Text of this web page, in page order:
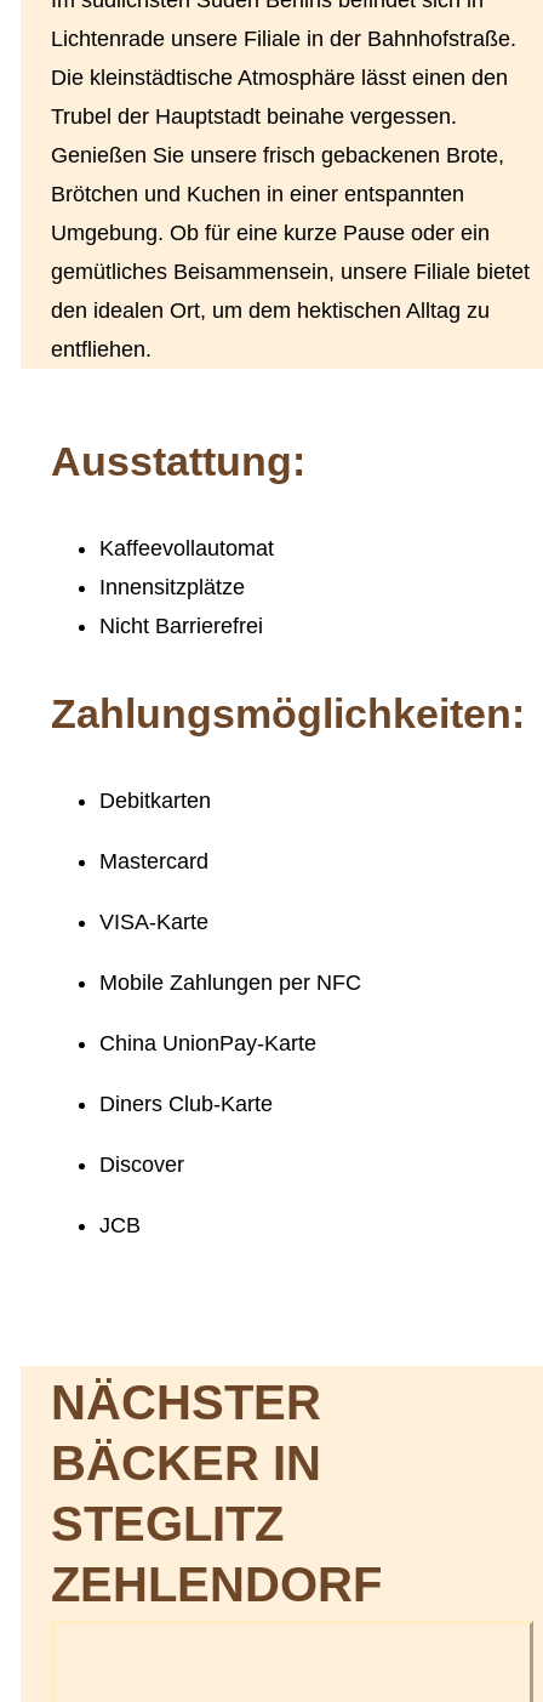
Lichtenrade unsere Filiale in der Bahnhofstraße.
Die kleinstädtische Atmosphäre lässt einen den
Trubel der Hauptstadt beinahe vergessen.
Genießen Sie unsere frisch gebackenen Brote,
Brötchen und Kuchen in einer entspannten
Umgebung. Ob für eine kurze Pause oder ein
gemütliches Beisammensein, unsere Filiale bietet
den idealen Ort, um dem hektischen Alltag zu
entfliehen.
Ausstattung:
Kaffeevollautomat
Innensitzplätze
Nicht Barrierefrei
Zahlungsmöglichkeiten:
Debitkarten
Mastercard
VISA-Karte
Mobile Zahlungen per NFC
China UnionPay-Karte
Diners Club-Karte
Discover
JCB
NÄCHSTER
BÄCKER IN
STEGLITZ
ZEHLENDORF